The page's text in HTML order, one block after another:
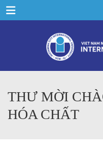
Menu
THƯ MỜI
HÓA CHẤT